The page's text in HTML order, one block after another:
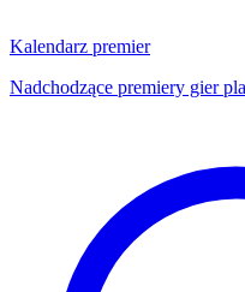
Kalendarz premier
Nadchodzące premiery gier